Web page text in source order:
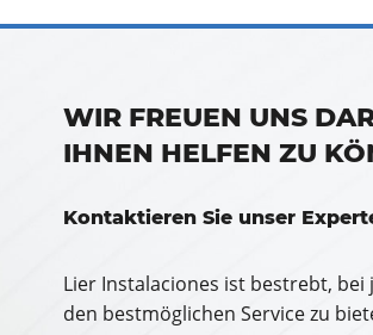
WIR FREUEN UNS
IHNEN HELFEN ZU
Kontaktieren Sie unser
Lier Instalaciones ist bestrebt, bei
den bestmöglichen Service zu